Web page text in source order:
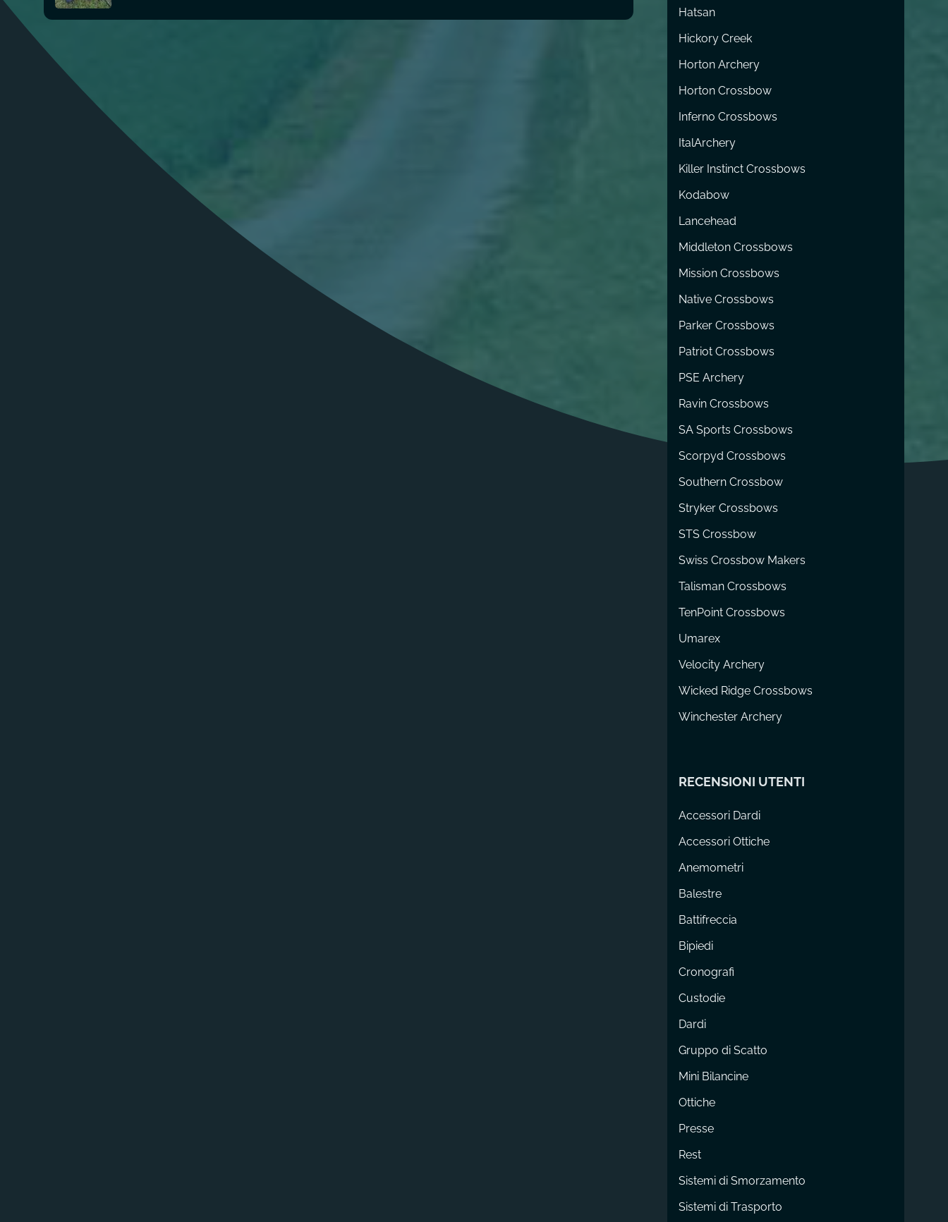
Hatsan
Hickory Creek
Horton Archery
Horton Crossbow
Inferno Crossbows
ItalArchery
Killer Instinct Crossbows
Kodabow
Lancehead
Middleton Crossbows
Mission Crossbows
Native Crossbows
Parker Crossbows
Patriot Crossbows
PSE Archery
Ravin Crossbows
SA Sports Crossbows
Scorpyd Crossbows
Southern Crossbow
Stryker Crossbows
STS Crossbow
Swiss Crossbow Makers
Talisman Crossbows
TenPoint Crossbows
Umarex
Velocity Archery
Wicked Ridge Crossbows
Winchester Archery
RECENSIONI UTENTI
Accessori Dardi
Accessori Ottiche
Anemometri
Balestre
Battifreccia
Bipiedi
Cronografi
Custodie
Dardi
Gruppo di Scatto
Mini Bilancine
Ottiche
Presse
Rest
Sistemi di Smorzamento
Sistemi di Trasporto